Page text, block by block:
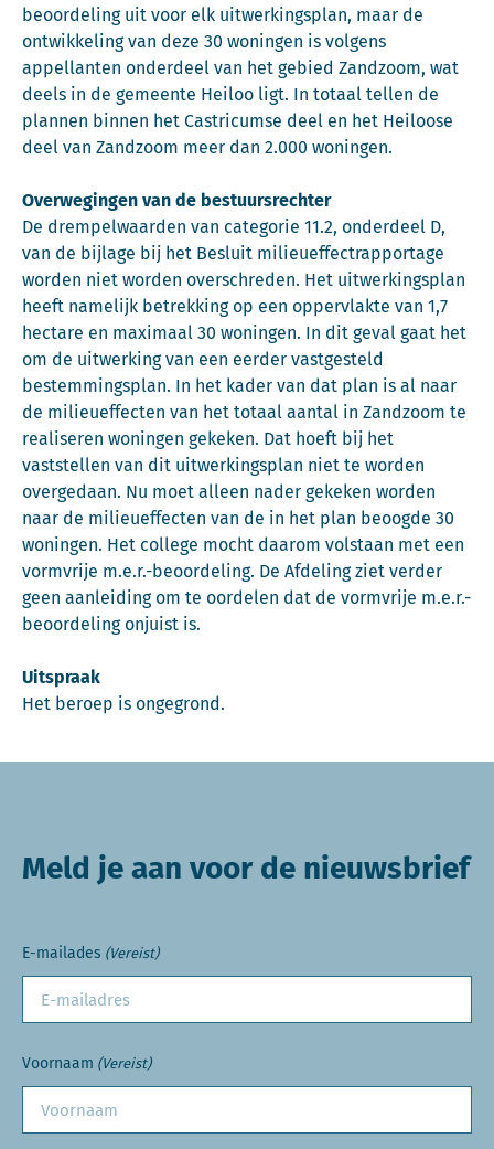
beoordeling uit voor elk uitwerkingsplan, maar de
ontwikkeling van deze 30 woningen is volgens
appellanten onderdeel van het gebied Zandzoom, wat
deels in de gemeente Heiloo ligt. In totaal tellen de
plannen binnen het Castricumse deel en het Heiloose
deel van Zandzoom meer dan 2.000 woningen.
Overwegingen van de bestuursrechter
De drempelwaarden van categorie 11.2, onderdeel D,
van de bijlage bij het Besluit milieueffectrapportage
worden niet worden overschreden. Het uitwerkingsplan
heeft namelijk betrekking op een oppervlakte van 1,7
hectare en maximaal 30 woningen. In dit geval gaat het
om de uitwerking van een eerder vastgesteld
bestemmingsplan. In het kader van dat plan is al naar
de milieueffecten van het totaal aantal in Zandzoom te
realiseren woningen gekeken. Dat hoeft bij het
vaststellen van dit uitwerkingsplan niet te worden
overgedaan. Nu moet alleen nader gekeken worden
naar de milieueffecten van de in het plan beoogde 30
woningen. Het college mocht daarom volstaan met een
vormvrije m.e.r.-beoordeling. De Afdeling ziet verder
geen aanleiding om te oordelen dat de vormvrije m.e.r.-
beoordeling onjuist is.
Uitspraak
Het beroep is ongegrond.
Meld je aan voor de nieuwsbrief
E-mailades (Vereist)
Voornaam (Vereist)